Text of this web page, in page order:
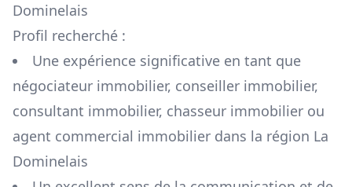
Dominelais
Profil recherché :
Une expérience significative en tant que
négociateur immobilier, conseiller immobilier,
consultant immobilier, chasseur immobilier ou
agent commercial immobilier dans la région La
Dominelais